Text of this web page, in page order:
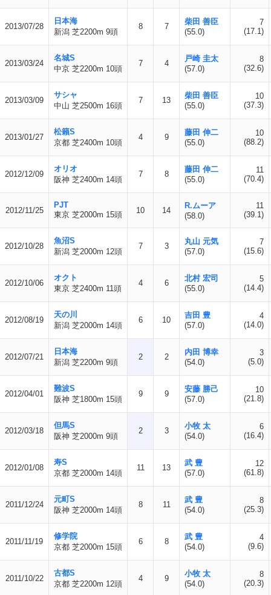
2013/07/28
日本海
新潟 芝2200m 9頭
8 7
柴田 善臣
(55.0)
7
(17.1)
2013/03/24
名城S
中京 芝2200m 10頭
7 4
戸崎 圭太
(57.0)
8
(32.6)
2013/03/09
サシャ
中山 芝2500m 16頭
7 13
柴田 善臣
(55.0)
10
(37.3)
2013/01/27
松籟S
京都 芝2400m 10頭
4 9
藤田 伸二
(55.0)
10
(88.2)
2012/12/09
オリオ
阪神 芝2400m 14頭
7 8
藤田 伸二
(55.0)
11
(70.4)
2012/11/25
PJT
東京 芝2000m 15頭
10 14
R.ムーア
(58.0)
11
(39.1)
2012/10/28
魚沼S
新潟 芝2000m 12頭
7 3
丸山 元気
(57.0)
7
(15.6)
2012/10/06
オクト
東京 芝2400m 11頭
4 6
北村 宏司
(55.0)
5
(14.4)
2012/08/19
天の川
新潟 芝2000m 14頭
6 10
吉田 豊
(57.0)
4
(14.0)
2012/07/21
日本海
新潟 芝2200m 9頭
2 2
内田 博幸
(54.0)
3
(5.0)
2012/04/01
難波S
阪神 芝1800m 15頭
9 9
安藤 勝己
(57.0)
10
(21.8)
2012/03/18
但馬S
阪神 芝2000m 9頭
2 3
小牧 太
(54.0)
6
(16.4)
2012/01/08
寿S
京都 芝2000m 14頭
11 13
武 豊
(57.0)
12
(61.8)
2011/12/24
元町S
阪神 芝2000m 14頭
8 11
武 豊
(54.0)
8
(25.3)
2011/11/19
修学院
京都 芝2000m 15頭
6 8
武 豊
(54.0)
4
(9.6)
2011/10/22
古都S
京都 芝2200m 12頭
4 9
小牧 太
(54.0)
8
(20.3)